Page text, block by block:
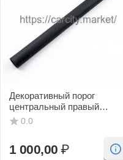
Декоративный порог
центральный правый
(черный, CV) SAAB 9-3
0.0
1 000,00 ₽